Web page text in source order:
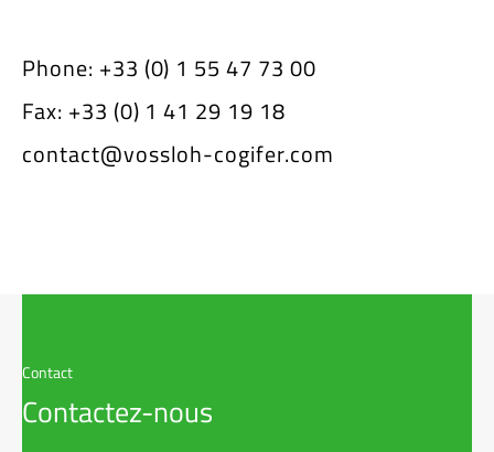
Phone: +33 (0) 1 55 47 73 00
Fax: +33 (0) 1 41 29 19 18
contact@vossloh-cogifer.com
Contact
Contactez-nous